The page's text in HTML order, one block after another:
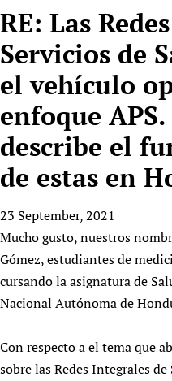
Vision and Strategy
HIFA, Universal Health
HIFA in Official
Achievements
Testimonials
HIFA Voices database
HIFA & global health
Publications
How to use the HIFA
CHIFA (child health
HIFA-French
HIFA-Portuguese
HIFA-Spanish
HIFA-Zambia 2011-
New! SPOTLIGHTS
Evidence-informed
mHealth
Open access
Substance use disorders
*Sponsorship
Citizens, Parents and
Evidence-Informed
Library and
Community Health
Multilingualism
Prescribers and users of
Evaluating Impact
Mobile HIFA (mHIFA)
*Completed projects
Access to Health
Astana Declaration+
Communicating health
COVID-19
Family Planning
Health Partnerships
People
Country
List view
Fundraising Working
Main Steering Group
Members
Partnerships and
Social Media Working
Staff
Volunteers
Support
Collaborate
Contact us
Donate
How you can help
Link to us
Partners
Supporting
News
News
Join
Join HIFA
Join CHIFA (child
Junte-se ao HIFA-
Rejoignez HIFA-
Únase a HIFA-Español
RE: Las
Servicios de
el vehículo
enfoque APS.
describe el
de estas en
23 September, 2021
Mucho gusto, nuestros
Gómez, estudiantes de
cursando la asignatura de
Nacional Autónoma de
Con respecto a el tema que
sobre las Redes Integrales